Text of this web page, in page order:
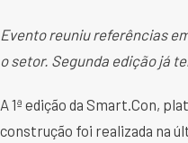
Evento reuniu referências
o setor. Segunda edição já
A 1ª edição da Smart.Con,
construção foi realizada na